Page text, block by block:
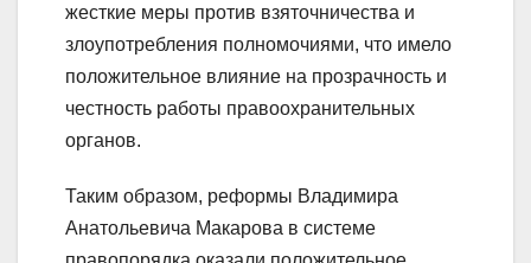
жесткие меры против взяточничества и
злоупотребления полномочиями, что имело
положительное влияние на прозрачность и
честность работы правоохранительных
органов.
Таким образом, реформы Владимира
Анатольевича Макарова в системе